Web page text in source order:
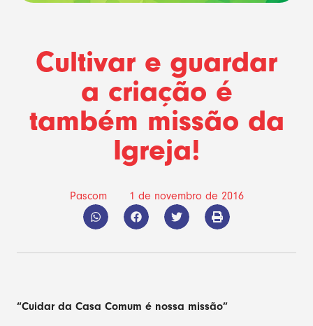
Cultivar e guardar
a criação é
também missão da
Igreja!
Pascom 1 de novembro de 2016
“Cuidar da Casa Comum é nossa missão”